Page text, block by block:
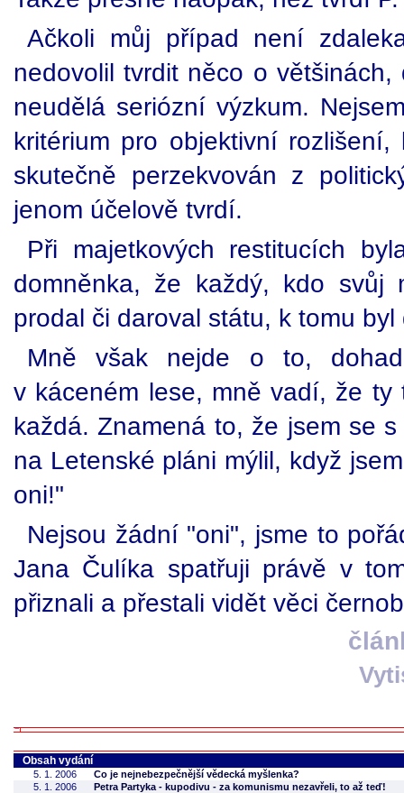
Ačkoli můj případ není
nedovolil tvrdit něco o
neudělá seriózní výzkum.
kritérium pro objektivní
skutečně perzekvován z
jenom účelově tvrdí.
Při majetkových restitucích
domněnka, že každý, kdo svůj
prodal či daroval státu, k tomu byl
Mně však nejde o to,
v káceném lese, mně vadí, že
každá. Znamená to, že jsem se
na Letenské pláni mýlil, když
oni!"
Nejsou žádní "oni", jsme to
Jana Čulíka spatřuji právě v
přiznali a přestali vidět věci
Obsah vydání
5. 1. 2006
Co je nejnebezpečnější vědecká myšlenka?
5. 1. 2006
Petra Partyka - kupodivu - za komunismu nezavřeli, to až teď!